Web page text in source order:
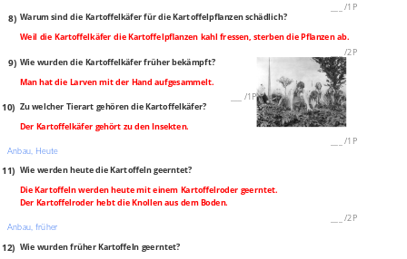
/1P
8) Warum sind die Kartoffelkäfer für die Kartoffelpflanzen schädlich?
Weil die Kartoffelkäfer die Kartoffelpflanzen kahl fressen, sterben die Pflanzen ab.
/2P
9) Wie wurden die Kartoffelkäfer früher bekämpft?
Man hat die Larven mit der Hand aufgesammelt.
/1P
10) Zu welcher Tierart gehören die Kartoffelkäfer?
Der Kartoffelkäfer gehört zu den Insekten.
/1P
Anbau, Heute
11) Wie werden heute die Kartoffeln geerntet?
Die Kartoffeln werden heute mit einem Kartoffelroder geerntet.
Der Kartoffelroder hebt die Knollen aus dem Boden.
/2P
Anbau, früher
12) Wie wurden früher Kartoffeln geerntet?